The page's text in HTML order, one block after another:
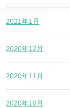
2021年1月
2020年12月
2020年11月
2020年10月